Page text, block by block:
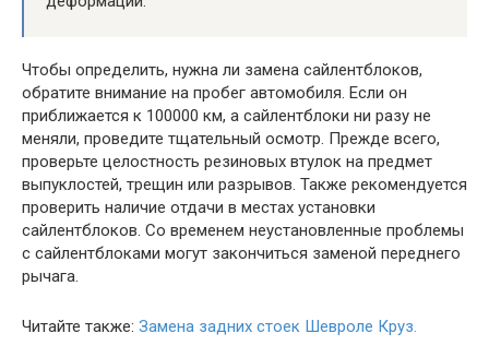
Чтобы определить, нужна ли замена сайлентблоков,
обратите внимание на пробег автомобиля. Если он
приближается к 100000 км, а сайлентблоки ни разу не
меняли, проведите тщательный осмотр. Прежде всего,
проверьте целостность резиновых втулок на предмет
выпуклостей, трещин или разрывов. Также рекомендуется
проверить наличие отдачи в местах установки
сайлентблоков. Со временем неустановленные проблемы
с сайлентблоками могут закончиться заменой переднего
рычага.
Читайте также: Замена задних стоек Шевроле Круз.